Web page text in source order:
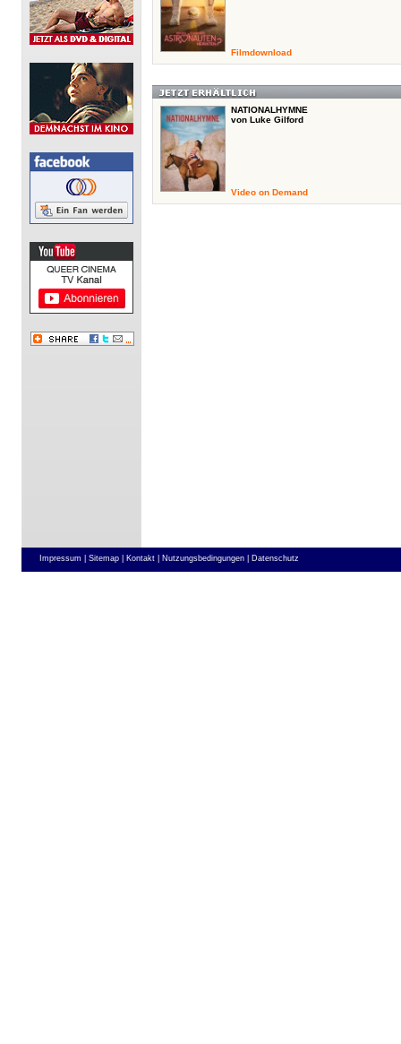
Filmdownload
NATIONALHYMNE
von Luke Gilford
Video on Demand
Impressum | Sitemap | Kontakt | Nutzungsbedingungen | Datenschutz